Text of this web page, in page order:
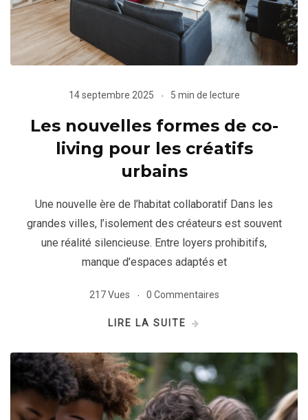
14 septembre 2025 5 min de lecture
Les nouvelles formes de co-
living pour les créatifs
urbains
Une nouvelle ère de l’habitat collaboratif Dans les
grandes villes, l’isolement des créateurs est souvent
une réalité silencieuse. Entre loyers prohibitifs,
manque d’espaces adaptés et
217 Vues 0 Commentaires
LIRE LA SUITE